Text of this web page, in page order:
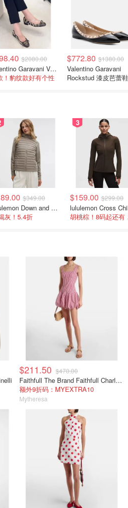
$2080.00
Valentino Garavani Valet Du Roi 小牛皮芭蕾平底鞋
！豹纹款好有个性
$772.80 $1380.00
Valentino Garavani
Rockstud 漆皮芭蕾鞋
$349.00
lululemon Down and Around 羽绒夹克
灰！5.4折
3
$159.00 $299.00
$211.50 $470.00
Faithfull The Brand Faithfull Charlene 格纹棉质迷你连衣裙
额外9折码：MYEXTRA10
Mytheresa